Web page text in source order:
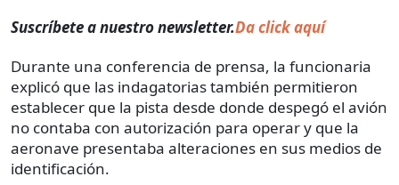
Suscríbete a nuestro newsletter.Da click aquí
Durante una conferencia de prensa, la funcionaria
explicó que las indagatorias también permitieron
establecer que la pista desde donde despegó el avión
no contaba con autorización para operar y que la
aeronave presentaba alteraciones en sus medios de
identificación.